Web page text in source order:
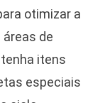
otimizar a
de
itens
especiais